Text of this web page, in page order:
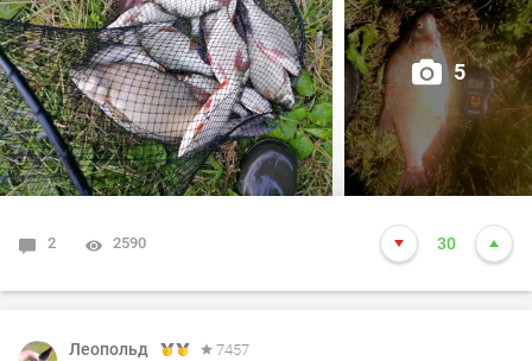
5
2 2590 30
Леопольд
7457